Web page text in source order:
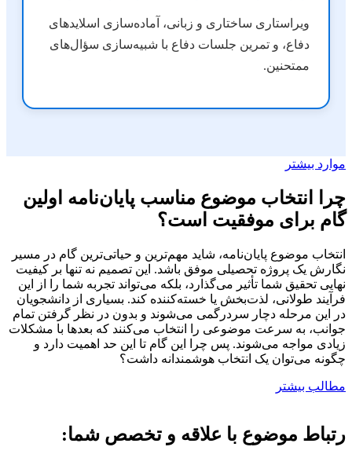
ویراستاری ساختاری و زبانی، آماده‌سازی اسلایدهای
دفاع، و تمرین جلسات دفاع با شبیه‌سازی سؤال‌های
ممتحنین.
موارد بیشتر
چرا انتخاب موضوع مناسب پایان‌نامه اولین
گام برای موفقیت است؟
انتخاب موضوع پایان‌نامه، شاید مهم‌ترین و حیاتی‌ترین گام در مسیر
نگارش یک پروژه تحصیلی موفق باشد. این تصمیم نه تنها بر کیفیت
نهایی تحقیق شما تأثیر می‌گذارد، بلکه می‌تواند تجربه شما را از این
فرآیند طولانی، لذت‌بخش یا خسته‌کننده کند. بسیاری از دانشجویان
در این مرحله دچار سردرگمی می‌شوند و بدون در نظر گرفتن تمام
جوانب، به سرعت موضوعی را انتخاب می‌کنند که بعدها با مشکلات
زیادی مواجه می‌شوند. پس چرا این گام تا این حد اهمیت دارد و
چگونه می‌توان یک انتخاب هوشمندانه داشت؟
مطالب بیشتر
رتباط موضوع با علاقه و تخصص شما: